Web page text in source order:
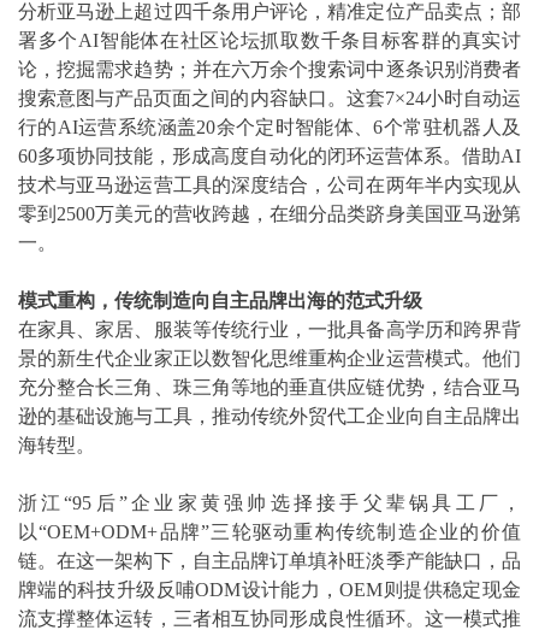
分析亚马逊上超过四千条用户评论，精准定位产品卖点；部
署多个AI智能体在社区论坛抓取数千条目标客群的真实讨
论，挖掘需求趋势；并在六万余个搜索词中逐条识别消费者
搜索意图与产品页面之间的内容缺口。这套7×24小时自动运
行的AI运营系统涵盖20余个定时智能体、6个常驻机器人及
60多项协同技能，形成高度自动化的闭环运营体系。借助AI
技术与亚马逊运营工具的深度结合，公司在两年半内实现从
零到2500万美元的营收跨越，在细分品类跻身美国亚马逊第
一。
模式重构，传统制造向自主品牌出海的范式升级
在家具、家居、服装等传统行业，一批具备高学历和跨界背
景的新生代企业家正以数智化思维重构企业运营模式。他们
充分整合长三角、珠三角等地的垂直供应链优势，结合亚马
逊的基础设施与工具，推动传统外贸代工企业向自主品牌出
海转型。
浙江“95后”企业家黄强帅选择接手父辈锅具工厂，
以“OEM+ODM+品牌”三轮驱动重构传统制造企业的价值
链。在这一架构下，自主品牌订单填补旺淡季产能缺口，品
牌端的科技升级反哺ODM设计能力，OEM则提供稳定现金
流支撑整体运转，三者相互协同形成良性循环。这一模式推